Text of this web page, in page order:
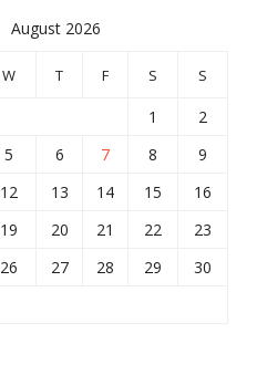
August 2026
W T F S S
1
2
5 6 7 8
9
12 13 14 15
16
19 20 21 22
23
26 27 28 29
30